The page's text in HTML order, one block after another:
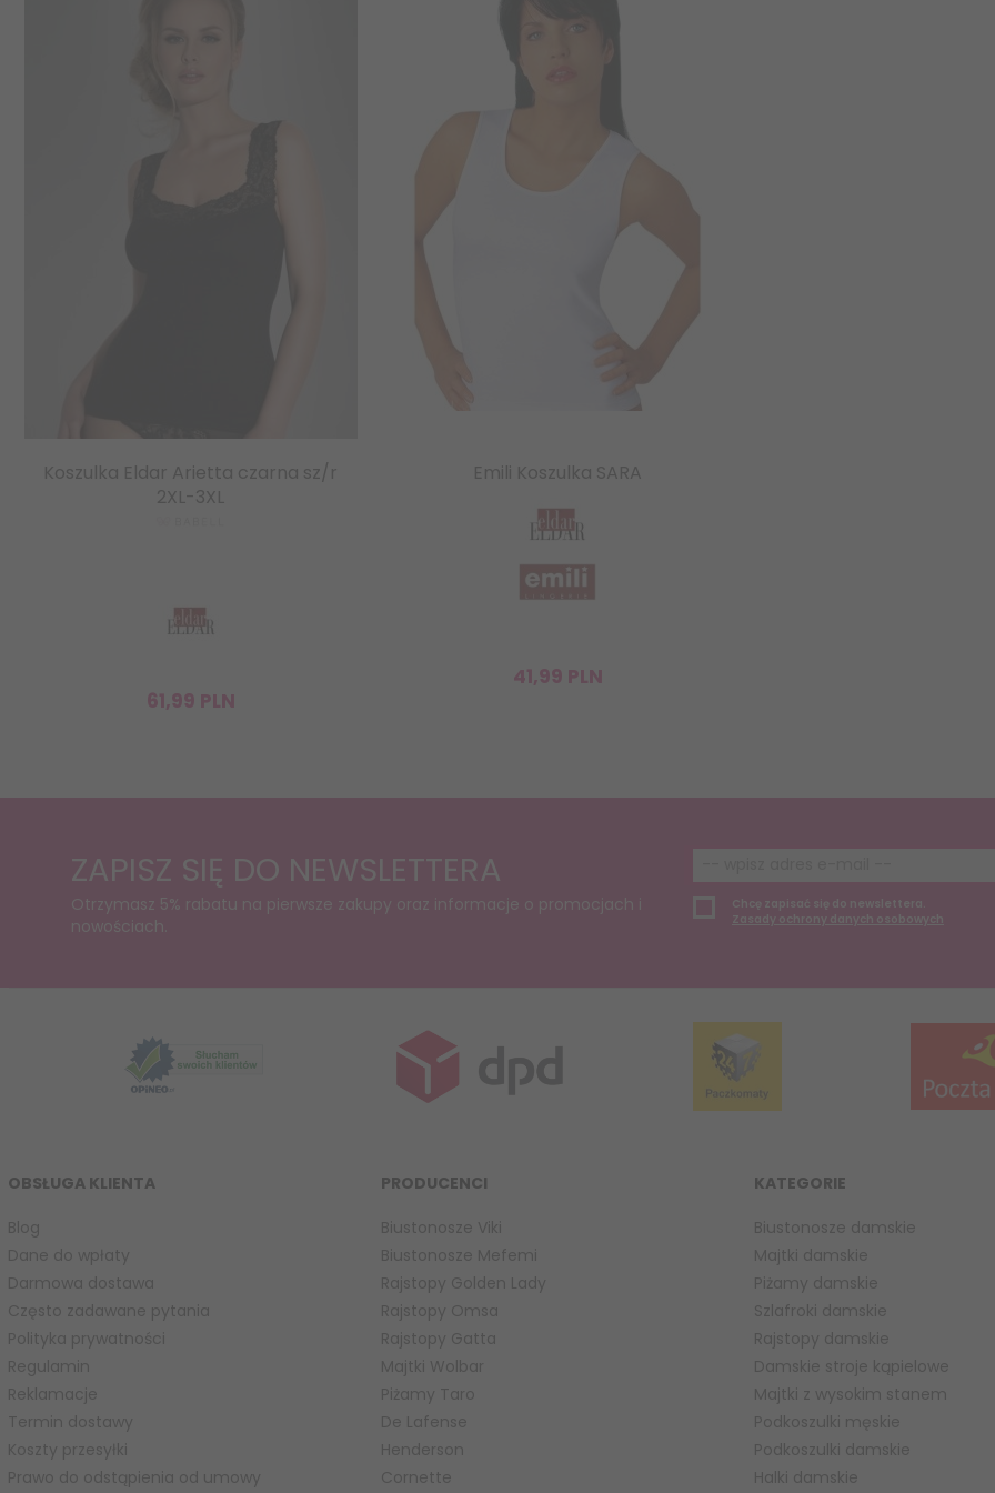
Koszulka Eldar Arietta czarna sz/r
2XL-3XL
61,99 PLN
Emili Koszulka SARA
41,99 PLN
ZAPISZ SIĘ DO NEWSLETTERA
Otrzymasz 5% rabatu na pierwsze zakupy oraz informacje o promocjach i
nowościach.
Chcę zapisać się do newslettera.
Zasady ochrony danych osobowych
OBSŁUGA KLIENTA
Blog
Dane do wpłaty
Darmowa dostawa
Często zadawane pytania
Polityka prywatności
Regulamin
Reklamacje
Termin dostawy
Koszty przesyłki
Prawo do odstąpienia od umowy
PRODUCENCI
Biustonosze Viki
Biustonosze Mefemi
Rajstopy Golden Lady
Rajstopy Omsa
Rajstopy Gatta
Majtki Wolbar
Piżamy Taro
De Lafense
Henderson
Cornette
KATEGORIE
Biustonosze damskie
Majtki damskie
Piżamy damskie
Szlafroki damskie
Rajstopy damskie
Damskie stroje kąpielowe
Majtki z wysokim stanem
Podkoszulki męskie
Podkoszulki damskie
Halki damskie